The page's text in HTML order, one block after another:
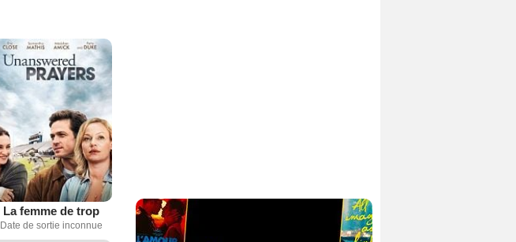
La femme de trop
Date de sortie inconnue